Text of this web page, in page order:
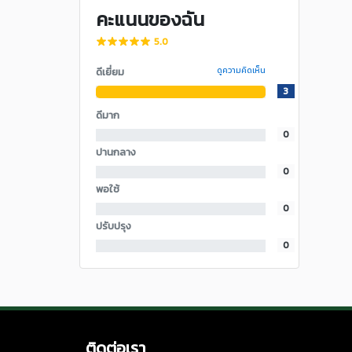
คะแนนของฉัน
5.0
ดีเยี่ยม ดูความคิดเห็น
3
ดีมาก
0
ปานกลาง
0
พอใช้
0
ปรับปรุง
0